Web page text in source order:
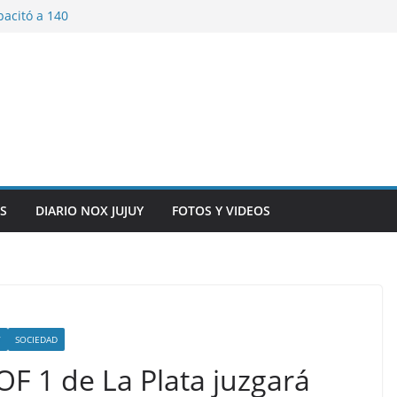
a 140
DIARIO NOX JUJUY FOTOS Y VIDEOS
SOCIEDAD
1 de La Plata juzgará